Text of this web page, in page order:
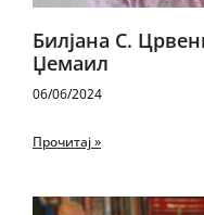
Билјана С.
Џемаил
06/06/2024
Прочитај »